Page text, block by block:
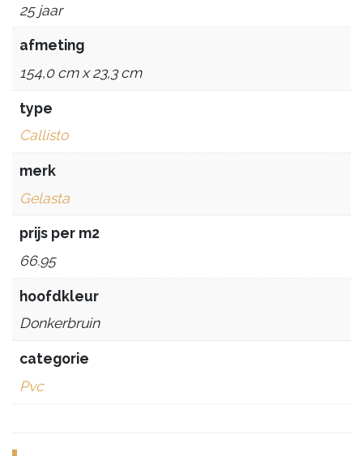
25 jaar
afmeting
154,0 cm x 23,3 cm
type
Callisto
merk
Gelasta
prijs per m2
66.95
hoofdkleur
Donkerbruin
categorie
Pvc